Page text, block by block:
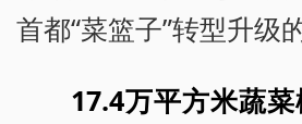
首都“菜篮子”转型升级
17.4万平方米蔬